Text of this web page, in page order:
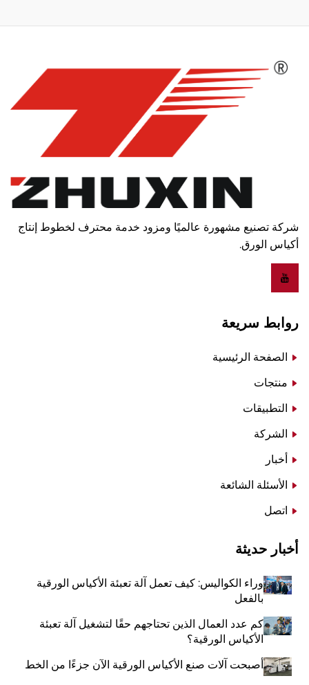
شركة تصنيع مشهورة عالميًا ومزود خدمة محترف لخطوط إنتاج
أكياس الورق.
روابط سريعة
الصفحة الرئيسية
منتجات
التطبيقات
الشركة
أخبار
الأسئلة الشائعة
اتصل
أخبار حديثة
وراء الكواليس: كيف تعمل آلة تعبئة الأكياس الورقية
بالفعل
كم عدد العمال الذين تحتاجهم حقًا لتشغيل آلة تعبئة
الأكياس الورقية؟
أصبحت آلات صنع الأكياس الورقية الآن جزءًا من الخط